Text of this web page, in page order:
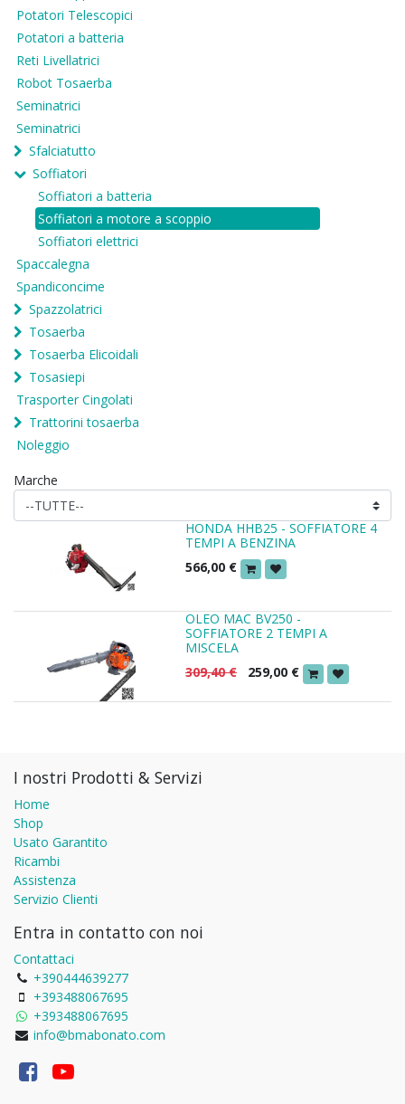
Potatori Telescopici
Potatori a batteria
Reti Livellatrici
Robot Tosaerba
Seminatrici
Seminatrici
Sfalciatutto
Soffiatori
Soffiatori a batteria
Soffiatori a motore a scoppio
Soffiatori elettrici
Spaccalegna
Spandiconcime
Spazzolatrici
Tosaerba
Tosaerba Elicoidali
Tosasiepi
Trasporter Cingolati
Trattorini tosaerba
Noleggio
Marche
HONDA HHB25 - SOFFIATORE 4
TEMPI A BENZINA
566,00 €
OLEO MAC BV250 -
SOFFIATORE 2 TEMPI A
MISCELA
309,40€ 259,00 €
I nostri Prodotti & Servizi
Home
Shop
Usato Garantito
Ricambi
Assistenza
Servizio Clienti
Entra in contatto con noi
Contattaci
+390444639277
+393488067695
+393488067695
info@bmabonato.com